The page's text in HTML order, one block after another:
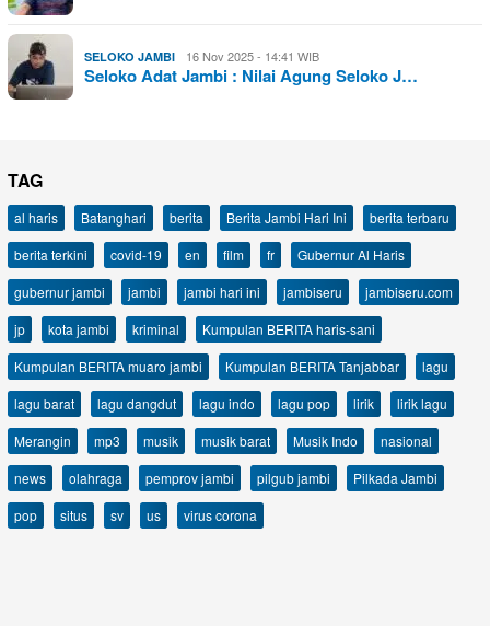
SELOKO JAMBI 16 Nov 2025 - 14:41 WIB
Seloko Adat Jambi : Nilai Agung Seloko J…
TAG
al haris Batanghari berita Berita Jambi Hari Ini
berita terbaru
berita terkini
covid-19 en film fr
Gubernur Al Haris
gubernur jambi
jambi jambi hari ini jambiseru
jambiseru.com
jp
kota jambi kriminal
Kumpulan BERITA haris-sani
Kumpulan BERITA muaro jambi
Kumpulan BERITA Tanjabbar
lagu
lagu barat
lagu dangdut lagu indo lagu pop lirik
lirik lagu
Merangin
mp3 musik musik barat Musik Indo
nasional
news
olahraga pemprov jambi pilgub jambi
Pilkada Jambi
pop
situs sv us virus corona